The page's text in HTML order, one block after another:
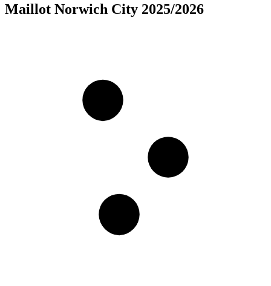
Maillot Norwich City 2025/2026